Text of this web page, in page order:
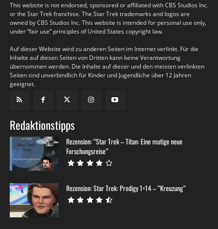
This website is not endorsed, sponsored or affiliated with CBS Studios Inc.
or the Star Trek franchise. The Star Trek trademarks and logos are
owned by CBS Studios Inc. This website is intended for personal use only,
under “fair use” principles of United States copyright law.
Auf dieser Website wird zu anderen Seiten im Internet verlinkt. Für die
Inhalte auf diesen Seiten von Dritten kann keine Verantwortung
übernommen werden. Die Inhalte auf dieser und den meisten verlinkten
Seiten sind unverbindlich für Kinder und Jugendliche über 12 Jahren
geeignet.
Redaktionstipps
Rezension: “Star Trek – Titan: Eine mutige neue
Forschungsreise”
Rezension: Star Trek: Prodigy 1×14 – “Kreuzung”